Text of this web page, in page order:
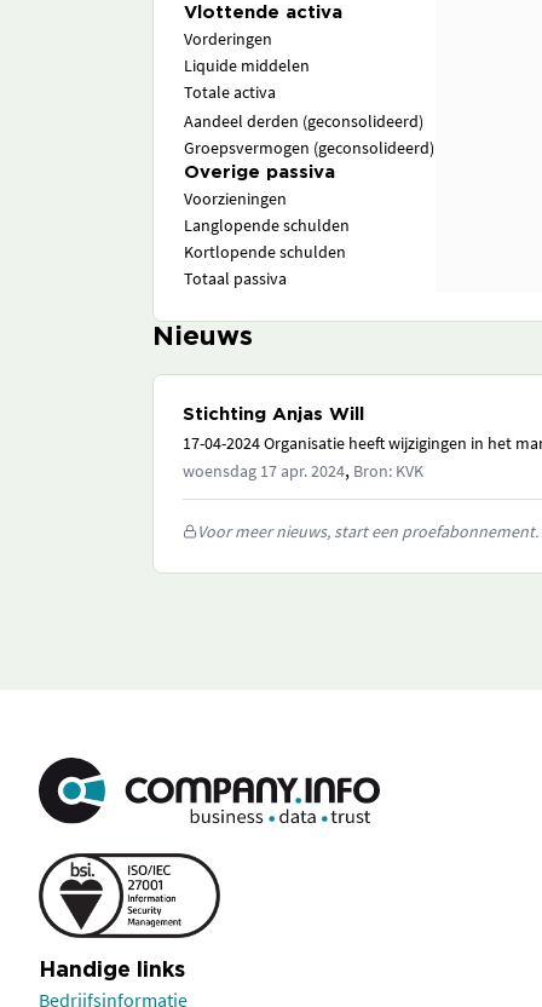
Vlottende activa
Vorderingen
Liquide middelen
Totale activa
Aandeel derden (geconsolideerd)
Groepsvermogen (geconsolideerd)
Overige passiva
Voorzieningen
Langlopende schulden
Kortlopende schulden
Totaal passiva
Nieuws
Stichting Anjas Will
17-04-2024 Organisatie heeft wijzigingen in het
woensdag 17 apr. 2024, Bron: KVK
Voor meer nieuws, start een proefabonnement.
Handige links
Bedrijfsinformatie